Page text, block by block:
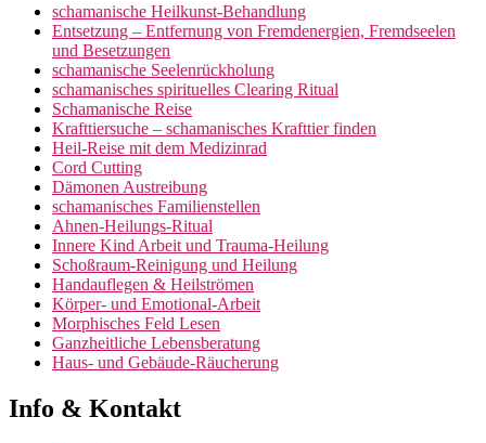
schamanische Heilkunst-Behandlung
Entsetzung – Entfernung von Fremdenergien, Fremdseelen
und Besetzungen
schamanische Seelenrückholung
schamanisches spirituelles Clearing Ritual
Schamanische Reise
Krafttiersuche – schamanisches Krafttier finden
Heil-Reise mit dem Medizinrad
Cord Cutting
Dämonen Austreibung
schamanisches Familienstellen
Ahnen-Heilungs-Ritual
Innere Kind Arbeit und Trauma-Heilung
Schoßraum-Reinigung und Heilung
Handauflegen & Heilströmen
Körper- und Emotional-Arbeit
Morphisches Feld Lesen
Ganzheitliche Lebensberatung
Haus- und Gebäude-Räucherung
Info & Kontakt